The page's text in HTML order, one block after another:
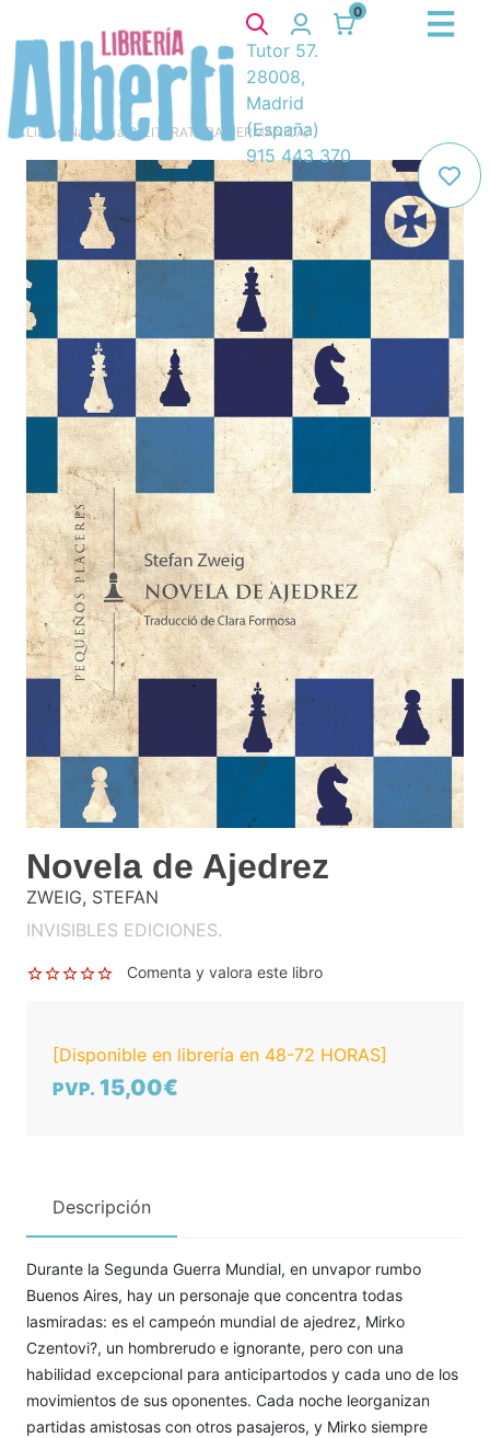
0
Tutor 57.
28008,
Madrid
(España)
915 443 370
Libros Narrativa/ 8. LITERATURA GERMANICA/
Novela de Ajedrez
ZWEIG, STEFAN
INVISIBLES EDICIONES.
Comenta y valora este libro
[Disponible en librería en 48-72 HORAS]
PVP. 15,00€
Descripción
Durante la Segunda Guerra Mundial, en unvapor rumbo
Buenos Aires, hay un personaje que concentra todas
lasmiradas: es el campeón mundial de ajedrez, Mirko
Czentovi?, un hombrerudo e ignorante, pero con una
habilidad excepcional para anticipartodos y cada uno de los
movimientos de sus oponentes. Cada noche leorganizan
partidas amistosas con otros pasajeros, y Mirko siempre